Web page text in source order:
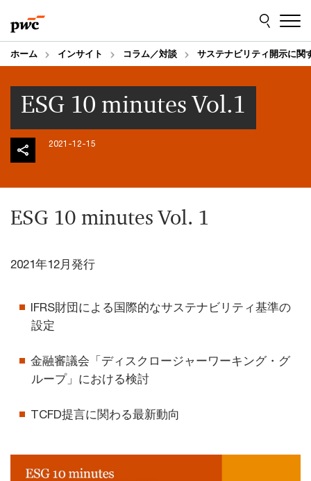
to
content
to
footer
ホーム インサイト コラム／対談 サステナビリティ開示に関
ESG 10 minutes Vol.1
2021-12-15
ESG 10 minutes Vol. 1
2021年12月発行
IFRS財団による国際的なサステナビリティ基準の
設定
金融審議会「ディスクロージャーワーキング・グ
ループ」における検討
TCFD提言に関わる最新動向